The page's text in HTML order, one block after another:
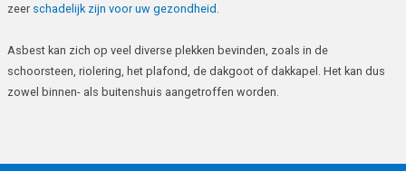
zeer schadelijk zijn voor uw gezondheid .
Asbest kan zich op veel diverse plekken bevinden, zoals in de
schoorsteen, riolering, het plafond, de dakgoot of dakkapel. Het kan dus
zowel binnen- als buitenshuis aangetroffen worden.